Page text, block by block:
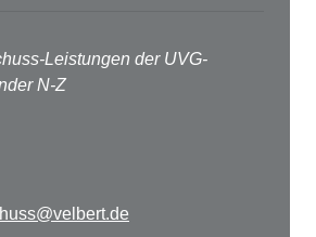
Leistungen der UVG-
N-Z